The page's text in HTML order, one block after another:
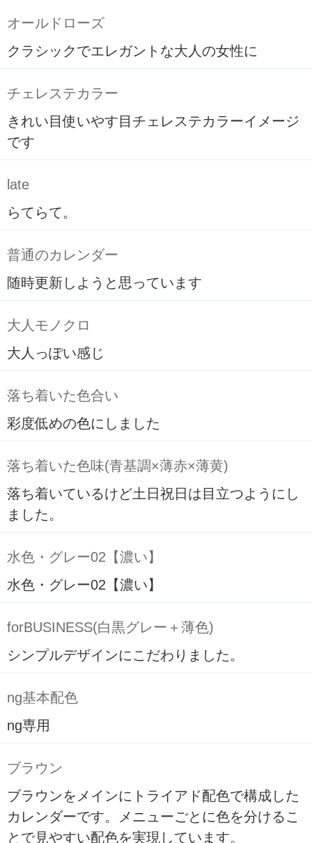
オールドローズ
クラシックでエレガントな大人の女性に
チェレステカラー
きれい目使いやす目チェレステカラーイメージ
です
late
らてらて。
普通のカレンダー
随時更新しようと思っています
大人モノクロ
大人っぽい感じ
落ち着いた色合い
彩度低めの色にしました
落ち着いた色味(青基調×薄赤×薄黄)
落ち着いているけど土日祝日は目立つようにし
ました。
水色・グレー02【濃い】
水色・グレー02【濃い】
forBUSINESS(白黒グレー＋薄色)
シンプルデザインにこだわりました。
ng基本配色
ng専用
ブラウン
ブラウンをメインにトライアド配色で構成した
カレンダーです。メニューごとに色を分けるこ
とで見やすい配色を実現しています。